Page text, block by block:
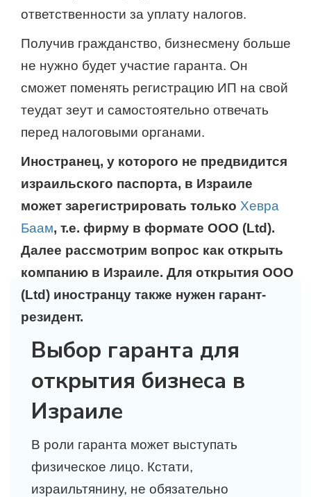
ответственности за уплату налогов.
Получив гражданство, бизнесмену больше
не нужно будет участие гаранта. Он
сможет поменять регистрацию ИП на свой
теудат зеут и самостоятельно отвечать
перед налоговыми органами.
Иностранец, у которого не предвидится
израильского паспорта, в Израиле
может зарегистрировать только Хевра
Баам, т.е. фирму в формате ООО (Ltd).
Далее рассмотрим вопрос как открыть
компанию в Израиле. Для открытия ООО
(Ltd) иностранцу также нужен гарант-
резидент.
Выбор гаранта для
открытия бизнеса в
Израиле
В роли гаранта может выступать
физическое лицо. Кстати,
израильтянину, не обязательно